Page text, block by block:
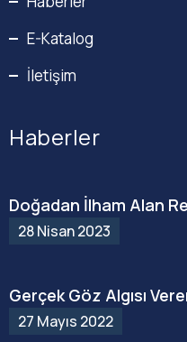
E-Katalog
İletişim
Haberler
Doğadan İlham Alan
28 Nisan 2023
Gerçek Göz Algısı
27 Mayıs 2022